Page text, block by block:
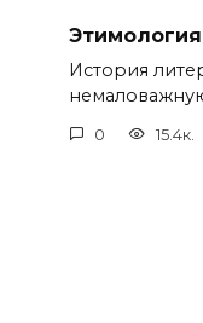
История
0 15.4к.